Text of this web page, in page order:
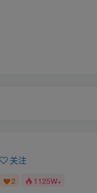
关注
2 1125W+